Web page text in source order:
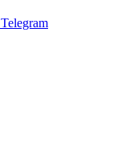
Telegram